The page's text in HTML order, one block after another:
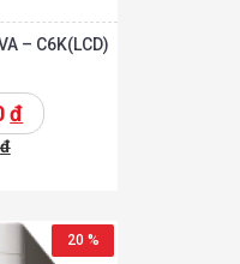
– C6K(LCD)
đ
đ
20 %